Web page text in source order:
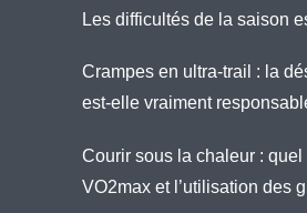
Les difficultés de la saison
Crampes en ultra-trail : la
est-elle vraiment
Courir sous la chaleur : quel
VO2max et l’utilisation des